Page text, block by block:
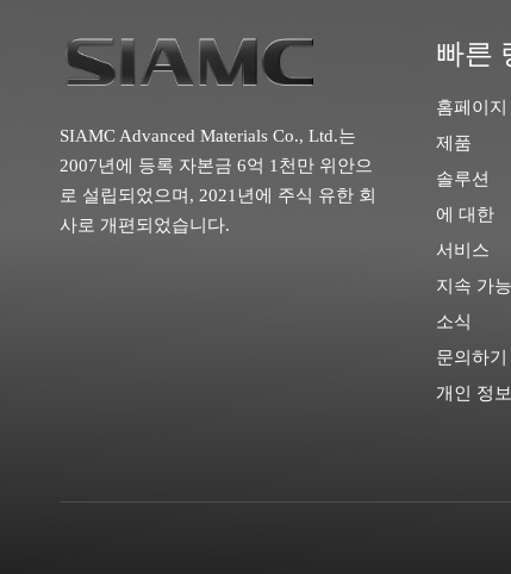
SIAMC Advanced Materials Co., Ltd.는
2007년에 등록 자본금 6억 1천만 위안으
로 설립되었으며, 2021년에 주식 유한 회
사로 개편되었습니다.
빠른
홈페이지
제품
솔루션
에 대한
서비스
지속 가
소식
문의하기
개인 정